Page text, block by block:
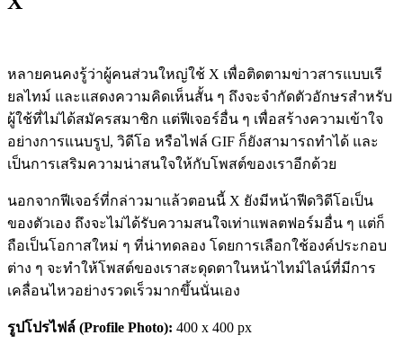
หลายคนคงรู้ว่าผู้คนส่วนใหญ่ใช้ X เพื่อติดตามข่าวสารแบบเรี
ยลไทม์ และแสดงความคิดเห็นสั้น ๆ ถึงจะจำกัดตัวอักษรสำหรับ
ผู้ใช้ที่ไม่ได้สมัครสมาชิก แต่ฟีเจอร์อื่น ๆ เพื่อสร้างความเข้าใจ
อย่างการแนบรูป, วิดีโอ หรือไฟล์ GIF ก็ยังสามารถทำได้ และ
เป็นการเสริมความน่าสนใจให้กับโพสต์ของเราอีกด้วย
นอกจากฟีเจอร์ที่กล่าวมาแล้วตอนนี้ X ยังมีหน้าฟีดวิดีโอเป็น
ของตัวเอง ถึงจะไม่ได้รับความสนใจเท่าแพลตฟอร์มอื่น ๆ แต่ก็
ถือเป็นโอกาสใหม่ ๆ ที่น่าทดลอง โดยการเลือกใช้องค์ประกอบ
ต่าง ๆ จะทำให้โพสต์ของเราสะดุดตาในหน้าไทม์ไลน์ที่มีการ
เคลื่อนไหวอย่างรวดเร็วมากขึ้นนั่นเอง
รูปโปรไฟล์ (Profile Photo): 400 x 400 px